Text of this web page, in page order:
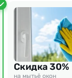
Скидка 30%
на мытьё окон